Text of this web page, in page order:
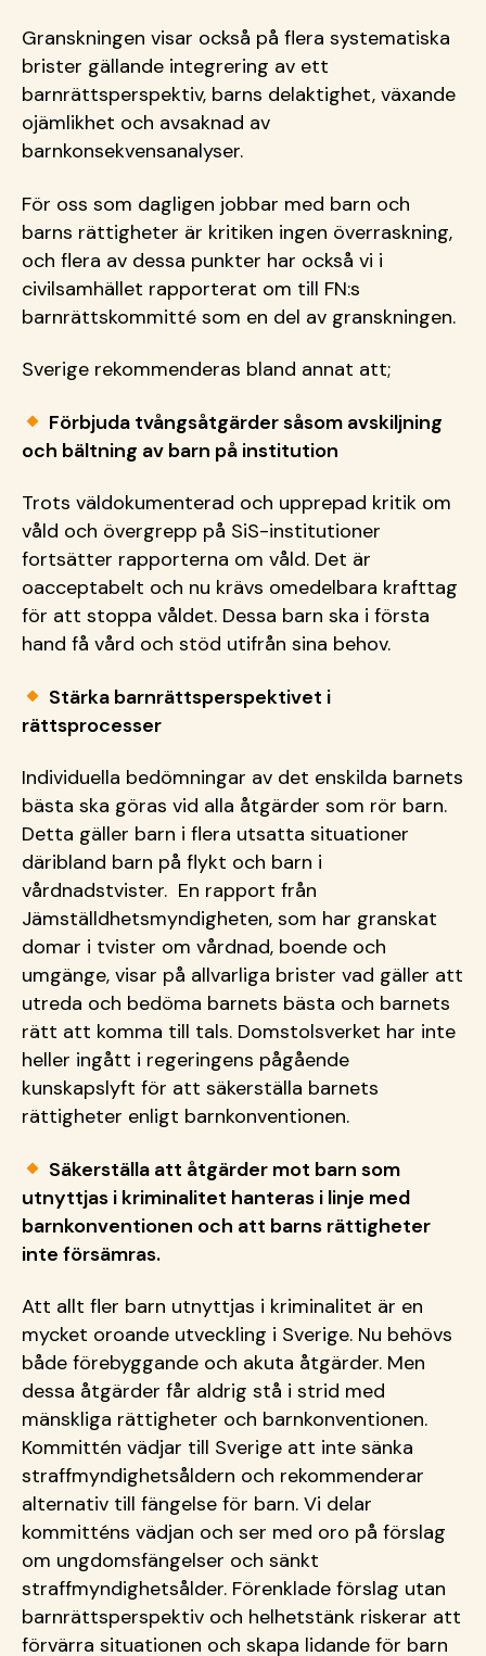
Granskningen visar också på flera systematiska
brister gällande integrering av ett
barnrättsperspektiv, barns delaktighet, växande
ojämlikhet och avsaknad av
barnkonsekvensanalyser.
För oss som dagligen jobbar med barn och
barns rättigheter är kritiken ingen överraskning,
och flera av dessa punkter har också vi i
civilsamhället rapporterat om till FN:s
barnrättskommitté som en del av granskningen.
Sverige rekommenderas bland annat att;
Förbjuda tvångsåtgärder såsom avskiljning
och bältning av barn på institution
Trots väldokumenterad och upprepad kritik om
våld och övergrepp på SiS-institutioner
fortsätter rapporterna om våld. Det är
oacceptabelt och nu krävs omedelbara krafttag
för att stoppa våldet. Dessa barn ska i första
hand få vård och stöd utifrån sina behov.
Stärka barnrättsperspektivet i
rättsprocesser
Individuella bedömningar av det enskilda barnets
bästa ska göras vid alla åtgärder som rör barn.
Detta gäller barn i flera utsatta situationer
däribland barn på flykt och barn i
vårdnadstvister. En rapport från
Jämställdhetsmyndigheten, som har granskat
domar i tvister om vårdnad, boende och
umgänge, visar på allvarliga brister vad gäller att
utreda och bedöma barnets bästa och barnets
rätt att komma till tals. Domstolsverket har inte
heller ingått i regeringens pågående
kunskapslyft för att säkerställa barnets
rättigheter enligt barnkonventionen.
Säkerställa att åtgärder mot barn som
utnyttjas i kriminalitet hanteras i linje med
barnkonventionen och att barns rättigheter
inte försämras.
Att allt fler barn utnyttjas i kriminalitet är en
mycket oroande utveckling i Sverige. Nu behövs
både förebyggande och akuta åtgärder. Men
dessa åtgärder får aldrig stå i strid med
mänskliga rättigheter och barnkonventionen.
Kommittén vädjar till Sverige att inte sänka
straffmyndighetsåldern och rekommenderar
alternativ till fängelse för barn. Vi delar
kommitténs vädjan och ser med oro på förslag
om ungdomsfängelser och sänkt
straffmyndighetsålder. Förenklade förslag utan
barnrättsperspektiv och helhetstänk riskerar att
förvärra situationen och skapa lidande för barn